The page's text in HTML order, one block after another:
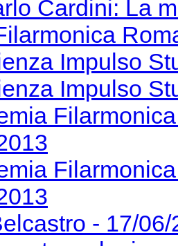
Cardini: La
Impulso
Impulso
- 17/06/